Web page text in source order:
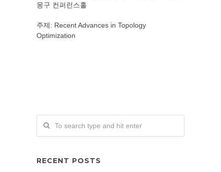
몽구 컨퍼런스홀
주제: Recent Advances in Topology
Optimization
RECENT POSTS